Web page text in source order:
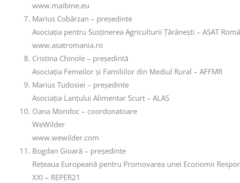
www.maibine.eu
Marius Cobârzan – președinte
Asociația pentru Susținerea Agriculturii Țărănești – ASAT
www.asatromania.ro
Cristina Chinole – președintă
Asociația Femeilor și Familiilor din Mediul Rural – AFFMR
Marius Tudosiei – președinte
Asociația Lanțului Alimentar Scurt – ALAS
Oana Mondoc – coordonatoare
WeWilder
www.wewilder.com
Bogdan Gioară – președinte
Rețeaua Europeană pentru Promovarea unei Economii
XXI – REPER21